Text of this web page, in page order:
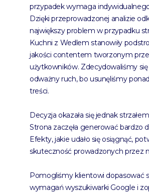
przypadek wymaga
Dzięki przeprowadzonej analizie
największy problem w przypadku
Kuchni z Wedlem stanowiły
jakości contentem tworzonym
użytkowników. Zdecydowaliśmy
odważny ruch, bo usunęliśmy
treści.
Decyzja okazała się jednak
Strona zaczęła generować bardzo
Efekty, jakie udało się osiągnąć,
skuteczność prowadzonych przez
Pomogliśmy klientowi dopasować
wymagań wyszukiwarki Google i